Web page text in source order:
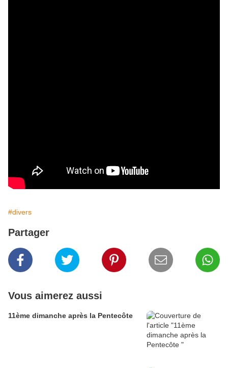
#divers
Partager
Vous aimerez aussi
11ème dimanche après la Pentecôte